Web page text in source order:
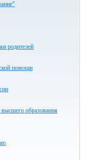
родителей
помощи
образования